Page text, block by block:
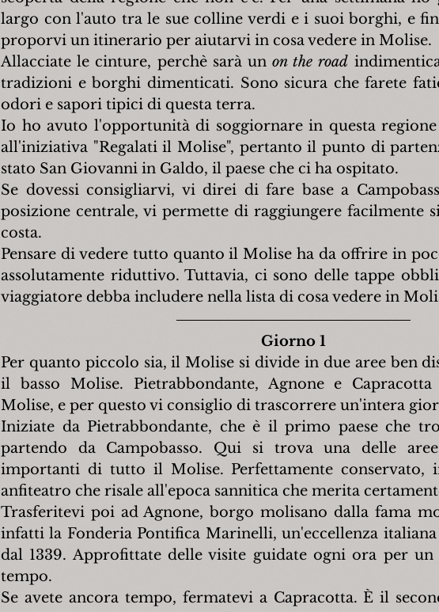
largo con l'auto tra le sue colline verdi e i suoi borghi, e
proporvi un itinerario per aiutarvi in cosa vedere in Molise.
Allacciate le cinture, perchè sarà un on the road
tradizioni e borghi dimenticati. Sono sicura che farete
odori e sapori tipici di questa terra.
Io ho avuto l'opportunità di soggiornare in questa
all'iniziativa "Regalati il Molise", pertanto il punto di
stato San Giovanni in Galdo, il paese che ci ha ospitato.
Se dovessi consigliarvi, vi direi di fare base a
posizione centrale, vi permette di raggiungere facilmente
costa.
Pensare di vedere tutto quanto il Molise ha da offrire in
assolutamente riduttivo. Tuttavia, ci sono delle tappe
viaggiatore debba includere nella lista di cosa vedere in
Giorno 1
Per quanto piccolo sia, il Molise si divide in due aree ben
il basso Molise. Pietrabbondante, Agnone e
Molise, e per questo vi consiglio di trascorrere un'intera
Iniziate da Pietrabbondante, che è il primo paese che
partendo da Campobasso. Qui si trova una delle
importanti di tutto il Molise. Perfettamente conservato,
anfiteatro che risale all'epoca sannitica che merita
Trasferitevi poi ad Agnone, borgo molisano dalla fama
infatti la Fonderia Pontifica Marinelli, un'eccellenza
dal 1339. Approfittate delle visite guidate ogni ora per
tempo.
Se avete ancora tempo, fermatevi a Capracotta. È il